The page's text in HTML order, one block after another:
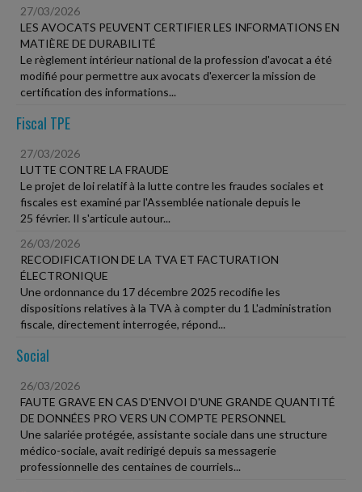
27/03/2026
LES AVOCATS PEUVENT CERTIFIER LES INFORMATIONS EN
MATIÈRE DE DURABILITÉ
Le règlement intérieur national de la profession d'avocat a été
modifié pour permettre aux avocats d'exercer la mission de
certification des informations...
Fiscal TPE
27/03/2026
LUTTE CONTRE LA FRAUDE
Le projet de loi relatif à la lutte contre les fraudes sociales et
fiscales est examiné par l'Assemblée nationale depuis le
25 février. Il s'articule autour...
26/03/2026
RECODIFICATION DE LA TVA ET FACTURATION
ÉLECTRONIQUE
Une ordonnance du 17 décembre 2025 recodifie les
dispositions relatives à la TVA à compter du 1 L'administration
fiscale, directement interrogée, répond...
Social
26/03/2026
FAUTE GRAVE EN CAS D'ENVOI D'UNE GRANDE QUANTITÉ
DE DONNÉES PRO VERS UN COMPTE PERSONNEL
Une salariée protégée, assistante sociale dans une structure
médico-sociale, avait redirigé depuis sa messagerie
professionnelle des centaines de courriels...